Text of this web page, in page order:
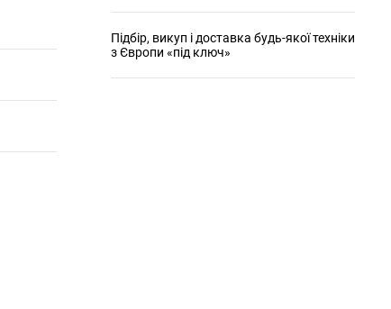
Підбір, викуп і доставка будь-якої техніки
з Європи «під ключ»